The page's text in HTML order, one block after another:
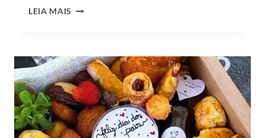
LEIA MAIS QUAL
PARA
O
DIA
DOS
PAIS?
VEJA
130